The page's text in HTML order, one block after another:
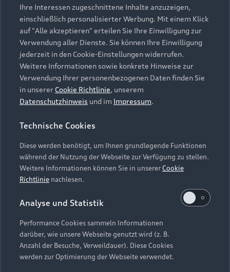
Elektromodelle
Plug-in-Hybride
Gebrauchtwagensuche
Gebrauchtwagen
Finanzierung
Aktionen & Angebote
Geschäftskunden
Saisonale Angebote
Audi Services
Garantie
Audi digital services
myAudi
Support
Kundenservice
Händlersuche
Audi Code
Online-Terminvereinbarung
Servicekontakt
Vertrag widerrufen
Über Audi
Unternehmen
Karriere
Investor Relations
Presse & Media Center
Datenschutz
Audi erleben
Newsletter
Impressum Rechtliches
Hinweisgebersystem
Datenschutzinformation
Cookie-Einstellungen
Cookie-Richtlinie
Barrierefreiheit
Hinweis: Die aktuelle Darstellung und Anordnung der
Embleme am Fahrzeug bei allen Abbildungen auf dieser
Webseite kann abweichen.
Ihre Interessen zugeschnittene Inhalte anzuzeigen,
einschließlich personalisierter Werbung. Mit einem Klick
auf "Alle akzeptieren" erteilen Sie Ihre Einwilligung zur
Verwendung aller Dienste. Sie können Ihre Einwilligung
jederzeit in den Cookie-Einstellungen widerrufen.
Weitere Informationen sowie konkrete Hinweise zur
Verwendung Ihrer personenbezogenen Daten finden Sie
in unserer Cookie Richtlinie, unserem
Datenschutzhinweis und im Impressum.
Technische Cookies
Diese werden benötigt, um Ihnen grundlegende Funktionen
während der Nutzung der Webseite zur Verfügung zu stellen.
Weitere Informationen können Sie in unsererCookie
Richtlinie nachlesen.
Analyse und Statistik
Performance Cookies sammeln Informationen
darüber, wie unsere Webseite genutzt wird (z. B.
Anzahl der Besuche, Verweildauer). Diese Cookies
werden zur Optimierung der Webseite verwendet.